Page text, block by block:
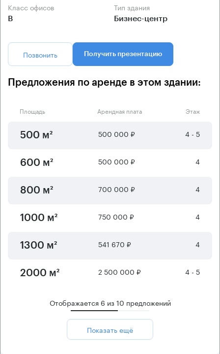
Класс офисов
B
Тип здания
Бизнес-центр
Позвонить Получить презентацию
Предложения по аренде в этом здании:
Площадь Арендная плата Этаж
500 м² 500 000 ₽ 4 - 5
600 м² 500 000 ₽ 4
800 м² 700 000 ₽ 4
1000 м² 750 000 ₽ 4
1300 м² 541 670 ₽ 4
2000 м² 2 500 000 ₽ 4 - 5
Отображается 6 из10 предложений
Показать ещё